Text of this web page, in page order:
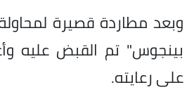
وبعد مطاردة قصيرة
بينجوس" تم القبض عليه
على رعايته.